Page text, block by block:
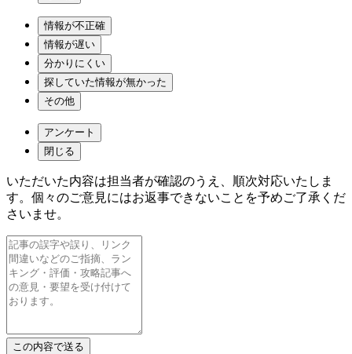
情報が不正確
情報が遅い
分かりにくい
探していた情報が無かった
その他
アンケート
閉じる
いただいた内容は担当者が確認のうえ、順次対応いたしま
す。個々のご意見にはお返事できないことを予めご了承くだ
さいませ。